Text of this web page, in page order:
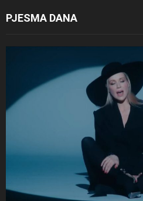
PJESMA DANA